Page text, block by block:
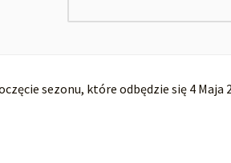
sezonu, które odbędzie się 4 Maja